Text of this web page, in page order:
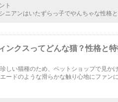
ト
ニアンはいたずらっ子でやんちゃな性格
ンクスってどんな猫？性格と
しい猫種のため、ペットショップで見か
ードのような滑らかな触り心地にファン